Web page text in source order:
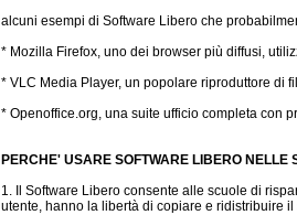
alcuni esempi di Software Libero che
* Mozilla Firefox, uno dei browser più diffusi,
* VLC Media Player, un popolare riproduttore di
* Openoffice.org, una suite ufficio completa con
PERCHE' USARE SOFTWARE LIBERO NELLE
1. Il Software Libero consente alle scuole di
utente, hanno la libertà di copiare e ridistribuire